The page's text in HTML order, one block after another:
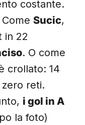
costante.
Sucic,
in 22
. O come
crollato: 14
reti.
i gol in A
la foto)